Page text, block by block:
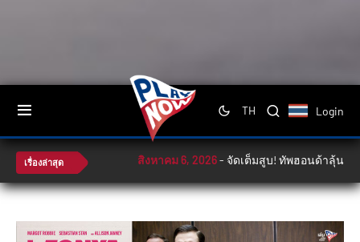
TH Login
เรื่องล่าสุด สิงหาคม 6, 2026-จัดเต็มสูบ! ทัพฮอนด้าลุ้นล่าโพเดียมศึก